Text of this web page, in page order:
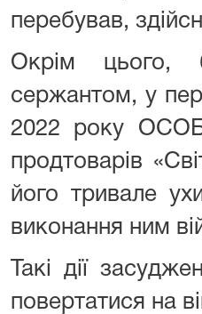
перебував,
Окрім цього,
сержантом, у
2022 року
продтоварів
його тривале
виконання ним
Такі дії
повертатися на